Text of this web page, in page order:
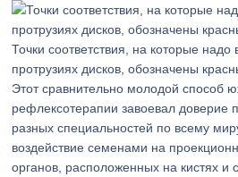
Точки соответствия, на которые надо
протрузиях дисков, обозначены
Этот сравнительно молодой способ
рефлексотерапии завоевал доверие
разных специальностей по всему
воздействие семенами на
органов, расположенных на кистях и